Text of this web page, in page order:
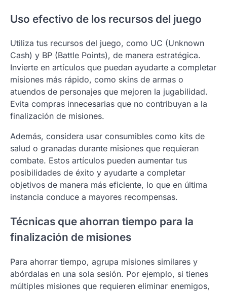
Uso efectivo de los recursos del juego
Utiliza tus recursos del juego, como UC (Unknown
Cash) y BP (Battle Points), de manera estratégica.
Invierte en artículos que puedan ayudarte a completar
misiones más rápido, como skins de armas o
atuendos de personajes que mejoren la jugabilidad.
Evita compras innecesarias que no contribuyan a la
finalización de misiones.
Además, considera usar consumibles como kits de
salud o granadas durante misiones que requieran
combate. Estos artículos pueden aumentar tus
posibilidades de éxito y ayudarte a completar
objetivos de manera más eficiente, lo que en última
instancia conduce a mayores recompensas.
Técnicas que ahorran tiempo para la
finalización de misiones
Para ahorrar tiempo, agrupa misiones similares y
abórdalas en una sola sesión. Por ejemplo, si tienes
múltiples misiones que requieren eliminar enemigos,